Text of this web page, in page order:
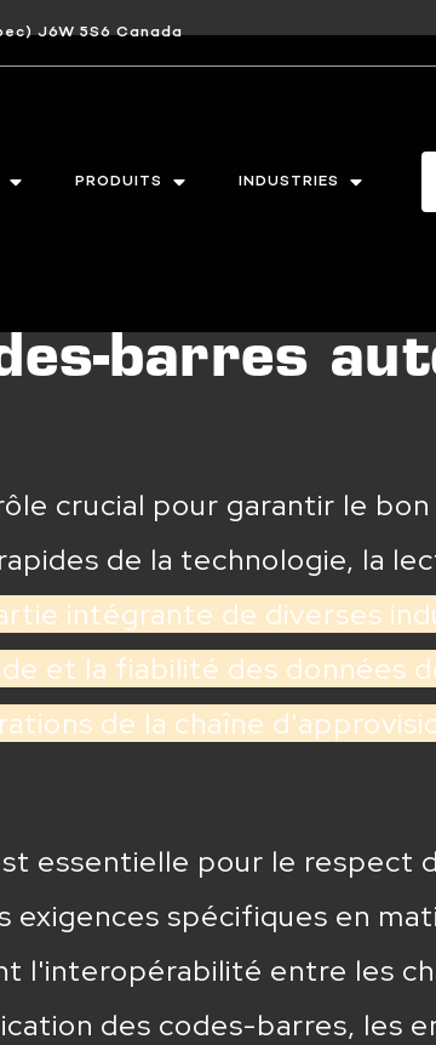
J6W 5S6 Canada
PRODUITS INDUSTRIES
barres
crucial pour garantir le
de la technologie, la
intégrante de diverses
et la fiabilité des données
de la chaîne
essentielle pour le respect
exigences spécifiques en
l'interopérabilité entre les
des codes-barres, les